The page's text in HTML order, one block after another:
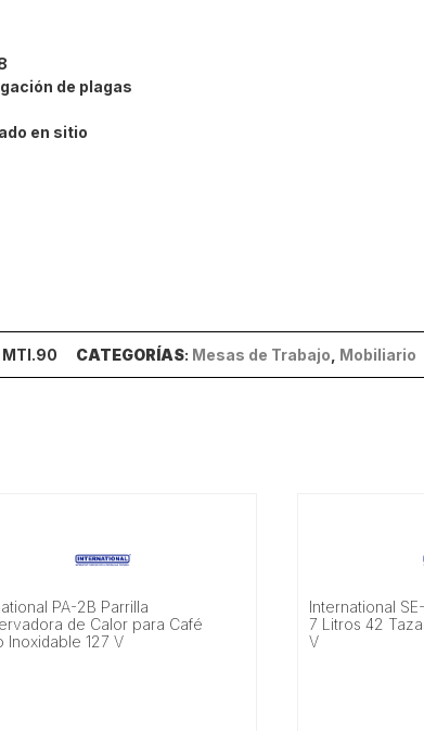
de plagas
en sitio
MTI.90 CATEGORÍAS: Mesas de Trabajo Mobiliario
PA-2B Parrilla
de Calor para Café
Inoxidable 127 V
International
7 Litros 42
V